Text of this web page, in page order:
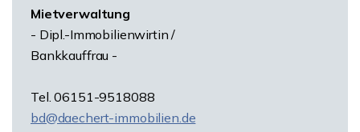
Mietverwaltung
- Dipl.-Immobilienwirtin /
Bankkauffrau -
Tel. 06151-9518088
bd@daechert-immobilien.de